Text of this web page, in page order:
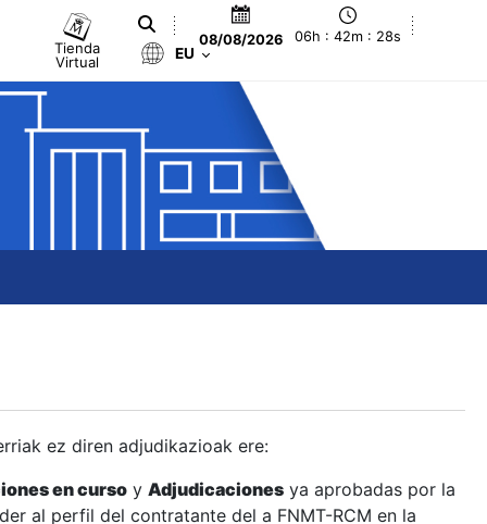
Tienda
Virtual
08/08/2026 06h : 42m : 29s
EU
ez diren adjudikazioak ere:
en curso y Adjudicaciones ya aprobadas por la
al perfil del contratante del a FNMT-RCM en la